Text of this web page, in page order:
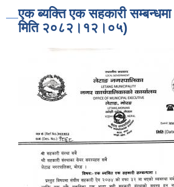
एक ब्यक्ति एक सहकारी
मिति २०८२।१२।०५)